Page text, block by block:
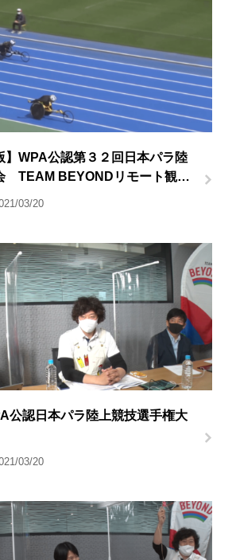
】WPA公認第３２回日本パラ陸
TEAM BEYONDリモート観戦
ェスト
03/20
公認日本パラ陸上競技選手権大
03/20